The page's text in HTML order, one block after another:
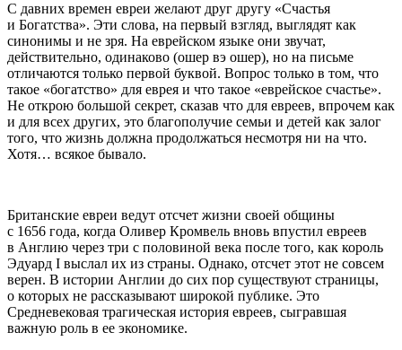
С давних времен евреи желают друг другу «Счастья
и Богатства». Эти слова, на первый взгляд, выглядят как
синонимы и не зря. На еврейском языке они звучат,
действительно, одинаково (ошер вэ ошер), но на письме
отличаются только первой буквой. Вопрос только в том, что
такое «богатство» для еврея и что такое «еврейское счастье».
Не открою большой секрет, сказав что для евреев, впрочем как
и для всех других, это благополучие семьи и детей как залог
того, что жизнь должна продолжаться несмотря ни на что.
Хотя… всякое бывало.
Британские евреи ведут отсчет жизни своей общины
с 1656 года, когда Оливер Кромвель вновь впустил евреев
в Англию через три с половиной века после того, как король
Эдуард I выслал их из страны. Однако, отсчет этот не совсем
верен. В истории Англии до сих пор существуют страницы,
о которых не рассказывают широкой публике. Это
Средневековая трагическая история евреев, сыгравшая
важную роль в ее экономике.